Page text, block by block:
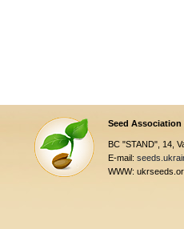
Seed Association
BC "STAND", 14,
E-mail:
WWW: